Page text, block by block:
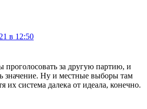
в 12:50
за другую партию, и
значение. Ну и местные выборы там
их система далека от идеала, конечно.